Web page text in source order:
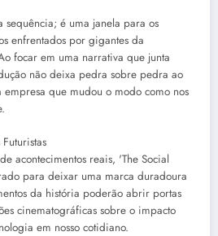
é uma janela para os
enfrentados por gigantes da
focar em uma narrativa que junta
não deixa pedra sobre pedra ao
que mudou o modo como nos
acontecimentos reais, 'The Social
para deixar uma marca duradoura
da história poderão abrir portas
cinematográficas sobre o impacto
em nosso cotidiano.